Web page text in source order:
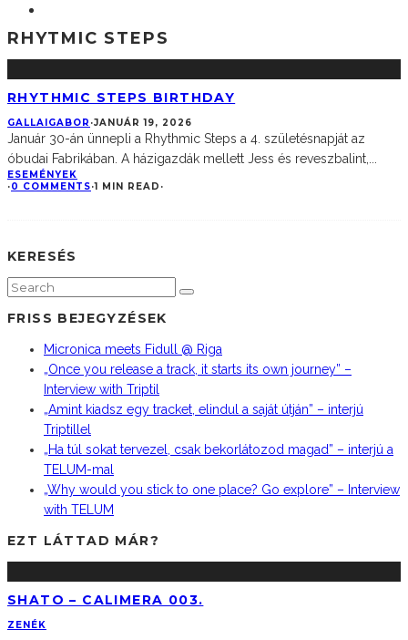
RHYTMIC STEPS
RHYTHMIC STEPS BIRTHDAY
GALLAIGABOR ·JANUÁR 19, 2026
Január 30-án ünnepli a Rhythmic Steps a 4. születésnapját az
óbudai Fabrikában. A házigazdák mellett Jess és reveszbalint,
ESEMÉNYEK
·0 COMMENTS·1 MIN READ ·
KERESÉS
FRISS BEJEGYZÉSEK
Micronica meets Fidull @ Riga
„Once you release a track, it starts its own journey” –
Interview with Triptil
„Amint kiadsz egy tracket, elindul a saját útján” – interjú
Triptillel
„Ha túl sokat tervezel, csak bekorlátozod magad” – interjú a
TELUM-mal
„Why would you stick to one place? Go explore” – Interview
with TELUM
EZT LÁTTAD MÁR?
SHATO – CALIMERA 003.
ZENÉK